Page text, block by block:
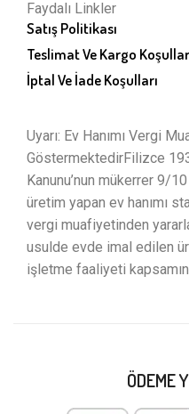
Faydalı Linkler
Satış Politikası
Teslimat Ve Kargo
İptal Ve İade Koşulları
Uyarı: Ev Hanımı Vergi
GöstermektedirFilizce
Kanunu’nun mükerrer 9/
üretim yapan ev hanımı
vergi muafiyetinden
usulde evde imal edilen
işletme faaliyeti
ÖDEME